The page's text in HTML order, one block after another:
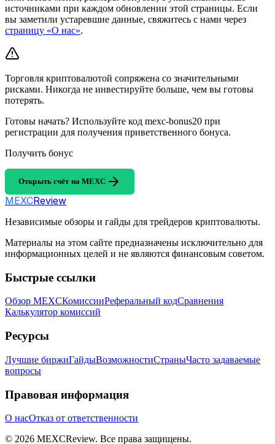
источниками при каждом обновлении этой страницы. Если
вы заметили устаревшие данные, свяжитесь с нами через
страницу «О нас».
Торговля криптовалютой сопряжена со значительными
рисками. Никогда не инвестируйте больше, чем вы готовы
потерять.
Готовы начать? Используйте код mexc-bonus20 при
регистрации для получения приветственного бонуса.
Получить бонус
Открыть счёт на MEXC
MEXCReview
Независимые обзоры и гайды для трейдеров криптовалюты.
Материалы на этом сайте предназначены исключительно для
информационных целей и не являются финансовым советом.
Быстрые ссылки
Обзор MEXCКомиссииРеферальный кодСравнения
Калькулятор комиссий
Ресурсы
Лучшие биржиГайдыВозможностиСтраныЧасто задаваемые
вопросы
Правовая информация
О насОтказ от ответственности
© 2026 MEXCReview. Все права защищены.